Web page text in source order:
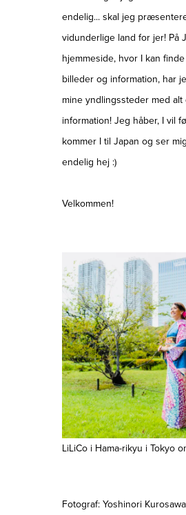
endelig... skal jeg
vidunderlige land for jer! På
hjemmeside, hvor I kan
billeder og information, har
mine yndlingssteder med alt
information! Jeg håber, I vil
kommer I til Japan og ser
endelig hej :)
Velkommen!
LiLiCo i Hama-rikyu i Tokyo
Fotograf: Yoshinori Kurosawa